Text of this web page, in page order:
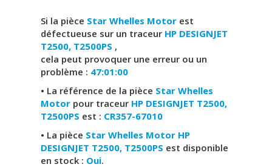
Si la pièce Star Whelles Motor est
défectueuse sur un traceur HP DESIGNJET
T2500, T2500PS ,
cela peut provoquer une erreur ou un
problème : 47:01:00
• La référence de la pièce Star Whelles
Motor pour traceur HP DESIGNJET T2500,
T2500PS est : CR357-67010
• La pièce Star Whelles Motor HP
DESIGNJET T2500, T2500PS est disponible
en stock : Oui.